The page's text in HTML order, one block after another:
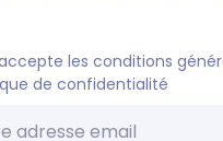
les conditions
de confidentialité